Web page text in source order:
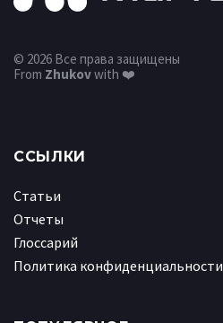
© 2026 Все права защищены
From Zhukovwith ❤️
ССЫЛКИ
Статьи
Отчеты
Глоссарий
Политика конфиденциальности